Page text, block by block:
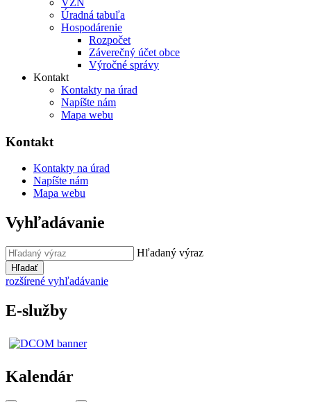
Úradná tabuľa
Hospodárenie
Rozpočet
Záverečný účet obce
Výročné správy
Kontakt
Kontakty na úrad
Napíšte nám
Mapa webu
Kontakt
Kontakty na úrad
Napíšte nám
Mapa webu
Vyhľadávanie
Hľadaný výraz
Hľadať
rozšírené vyhľadávanie
E-služby
Kalendár